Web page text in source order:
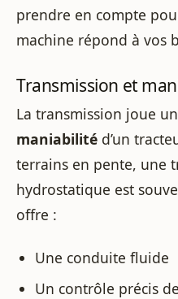
prendre en compte
machine répond à vos
Transmission et
La transmission joue
maniabilité d’un
terrains en pente, une
hydrostatique est
offre :
Une conduite fluide
Un contrôle précis